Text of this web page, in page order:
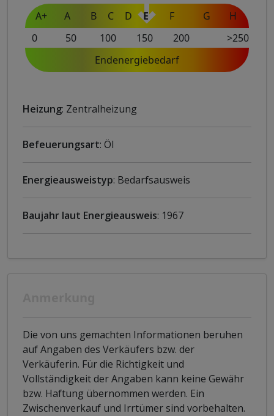
A+ A B C D E F G H
0 50 100 150 200
>250
Endenergiebedarf
Heizung: Zentralheizung
Befeuerungsart: Öl
Energieausweistyp: Bedarfsausweis
Baujahr laut Energieausweis: 1967
Die von uns gemachten Informationen beruhen
auf Angaben des Verkäufers bzw. der
Verkäuferin. Für die Richtigkeit und
Vollständigkeit der Angaben kann keine Gewähr
bzw. Haftung übernommen werden. Ein
Zwischenverkauf und Irrtümer sind vorbehalten.